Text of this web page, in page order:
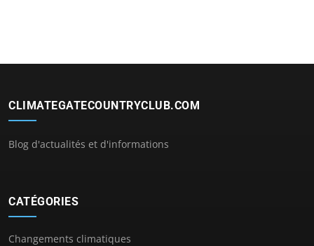
CLIMATEGATECOUNTRYCLUB.COM
Blog d'actualités et d'informations
CATÉGORIES
Changements climatiques